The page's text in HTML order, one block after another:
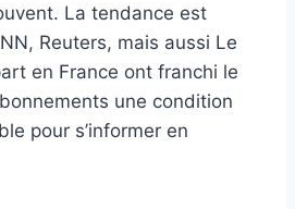
La tendance est
Reuters, mais aussi Le
en France ont franchi le
une condition
pour s’informer en